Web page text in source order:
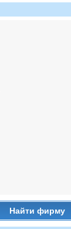
Найти фирму